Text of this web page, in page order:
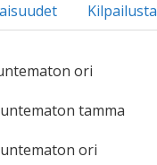
ori
tamma
ori